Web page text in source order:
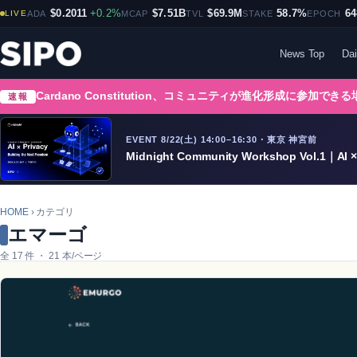
LIVEADA $0.2011 +0.2%MCAP $7.51BTVL $69.9MSTAKE 58.7%EPOCH
News Top
速報 Cardano Constitution、コミュニティが進化形成に参加できる
EVENT 8/22(土) 14:00–16:30・東京 神宮前
Midnight Community Workshop Vol.1｜AI
HOME› カテゴリ
エマーゴ
全 17 件 ・ 21 本/ページ